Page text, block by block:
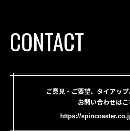
CONTACT
ご意見・ご要望、タイアッ
お問い合わせはこ
https://